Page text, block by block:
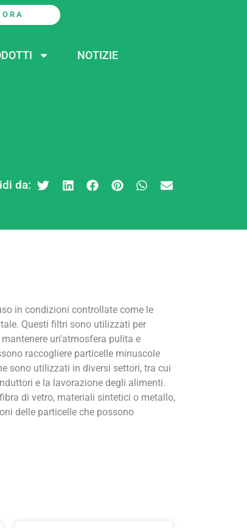
NOTIZIE
da:
in condizioni controllate come le
Questi filtri sono utilizzati per
un'atmosfera pulita e
raccogliere particelle minuscole
sono utilizzati in diversi settori, tra cui
e la lavorazione degli alimenti.
di vetro, materiali sintetici o metallo,
delle particelle che possono